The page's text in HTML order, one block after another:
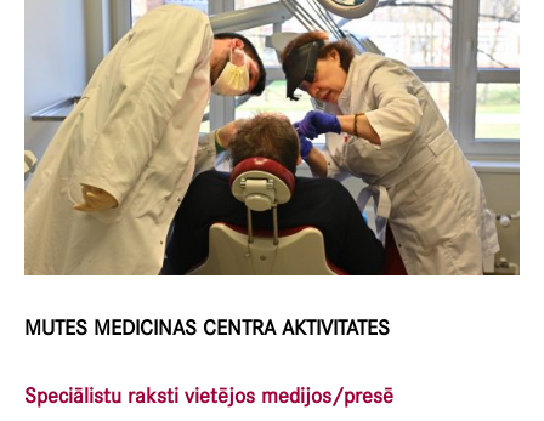
MUTES MEDICINAS CENTRA AKTIVITATES
Speciālistu raksti vietējos medijos/presē